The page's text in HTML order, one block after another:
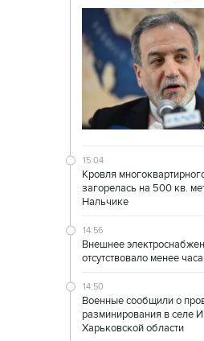
15:04
Кровля
загорелась на 500 кв.
Нальчике
14:56
Внешнее
отсутствовало менее часа
14:50
Военные сообщили о
разминирования в селе
Харьковской области